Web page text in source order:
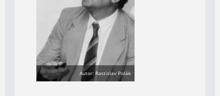
Autor: Rastislav Polák